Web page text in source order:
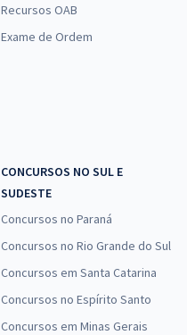
Recursos OAB
Exame de Ordem
CONCURSOS NO SUL E
SUDESTE
Concursos no Paraná
Concursos no Rio Grande do Sul
Concursos em Santa Catarina
Concursos no Espírito Santo
Concursos em Minas Gerais